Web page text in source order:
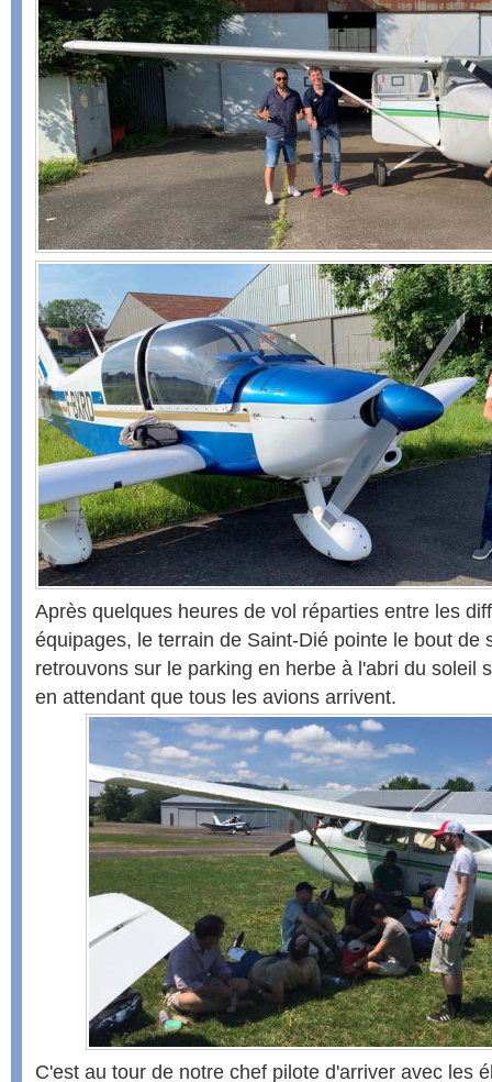
Après quelques heures de vol réparties entre les
équipages, le terrain de Saint-Dié pointe le bout de
retrouvons sur le parking en herbe à l'abri du soleil
en attendant que tous les avions arrivent.
C'est au tour de notre chef pilote d'arriver avec les